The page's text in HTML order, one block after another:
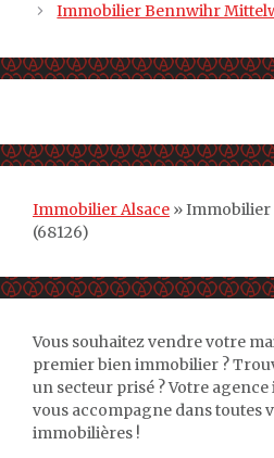
Immobilier Bennwihr
Immobilier Alsace »
(68126)
Vous souhaitez vendre votre
premier bien immobilier ?
un secteur prisé ? Votre
vous accompagne dans toutes
immobilières !